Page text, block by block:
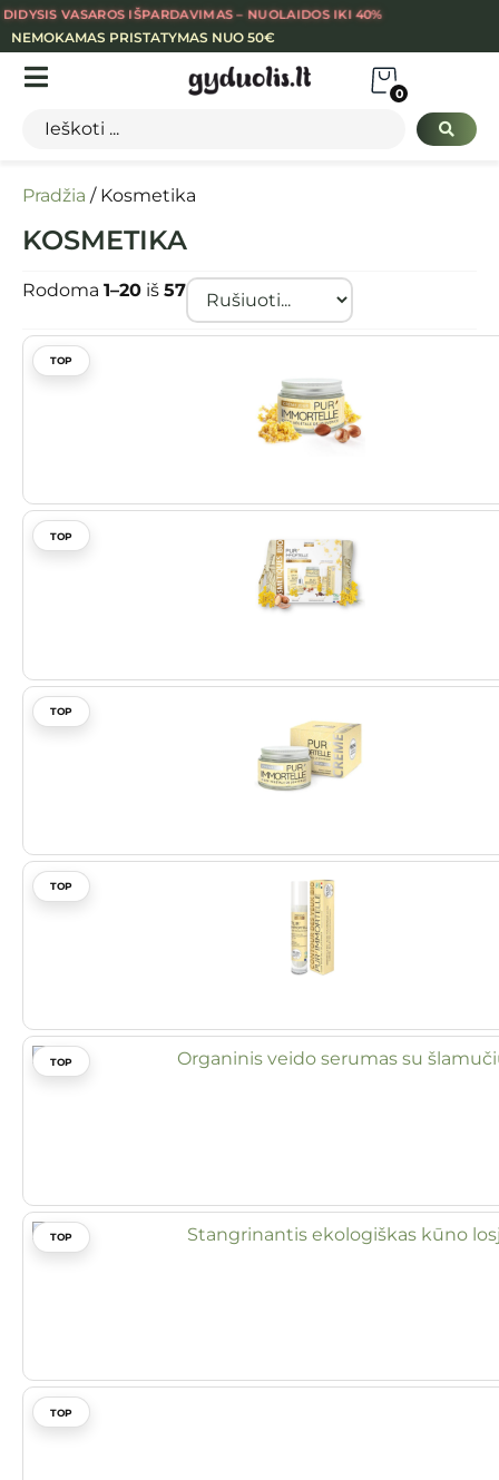
DIDYSIS VASAROS IŠPARDAVIMAS – NUOLAIDOS IKI 40%
NEMOKAMAS PRISTATYMAS NUO 50€
0
Pradžia / Kosmetika
KOSMETIKA
Rodoma 1–20 iš 57
TOP
TOP
TOP
TOP
TOP
TOP
TOP